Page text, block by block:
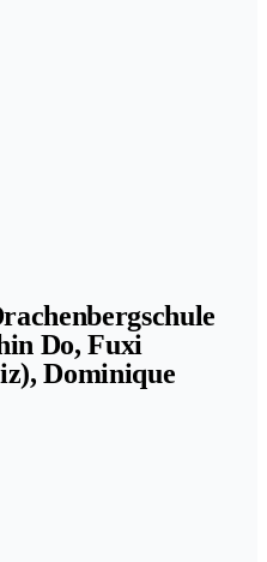
Do, Fuxi
Dominique